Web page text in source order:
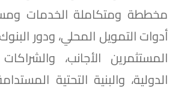
مخططة ومتكاملة الخدمات
أدوات التمويل المحلي، ودور
المستثمرين الأجانب،
الدولية، والبنية التحتية